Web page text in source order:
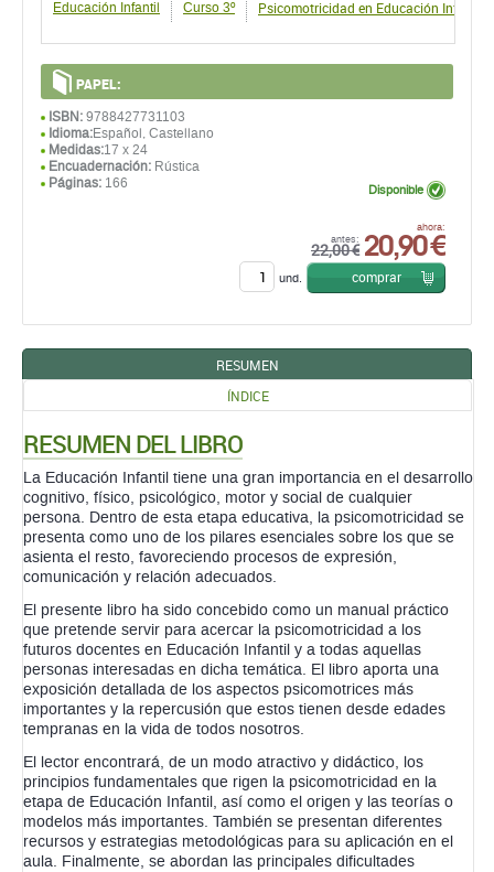
Educación Infantil
Curso 3º Psicomotricidad en Educación Infantil
PAPEL:
ISBN: 9788427731103
Idioma:Español, Castellano
Medidas:17 x 24
Encuadernación: Rústica
Páginas: 166
antes:
22,00 €
ahora:
20,90 €
Disponible
und. comprar
RESUMEN
ÍNDICE
RESUMEN DEL LIBRO
La Educación Infantil tiene una gran importancia en el desarrollo
cognitivo, físico, psicológico, motor y social de cualquier
persona. Dentro de esta etapa educativa, la psicomotricidad se
presenta como uno de los pilares esenciales sobre los que se
asienta el resto, favoreciendo procesos de expresión,
comunicación y relación adecuados.
El presente libro ha sido concebido como un manual práctico
que pretende servir para acercar la psicomotricidad a los
futuros docentes en Educación Infantil y a todas aquellas
personas interesadas en dicha temática. El libro aporta una
exposición detallada de los aspectos psicomotrices más
importantes y la repercusión que estos tienen desde edades
tempranas en la vida de todos nosotros.
El lector encontrará, de un modo atractivo y didáctico, los
principios fundamentales que rigen la psicomotricidad en la
etapa de Educación Infantil, así como el origen y las teorías o
modelos más importantes. También se presentan diferentes
recursos y estrategias metodológicas para su aplicación en el
aula. Finalmente, se abordan las principales dificultades